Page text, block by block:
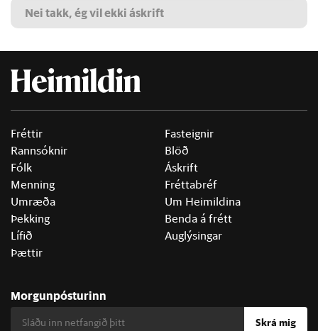
Nei takk, ég vil ekki áskrift
Fréttir
Rannsóknir
Fólk
Menning
Umræða
Þekking
Lífið
Þættir
Fasteignir
Blöð
Áskrift
Fréttabréf
Um Heimildina
Benda á frétt
Auglýsingar
Morgunpósturinn
Skrá mig